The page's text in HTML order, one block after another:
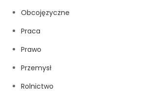
Obcojęzyczne
Praca
Prawo
Przemysł
Rolnictwo